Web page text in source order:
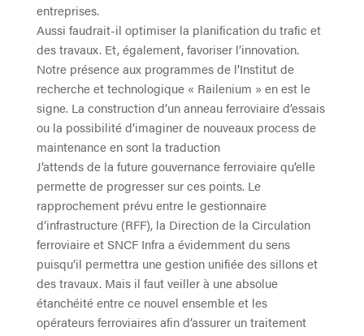
entreprises.
Aussi faudrait-il optimiser la planification du trafic et
des travaux. Et, également, favoriser l’innovation.
Notre présence aux programmes de l’Institut de
recherche et technologique « Railenium » en est le
signe. La construction d’un anneau ferroviaire d’essais
ou la possibilité d’imaginer de nouveaux process de
maintenance en sont la traduction
J’attends de la future gouvernance ferroviaire qu’elle
permette de progresser sur ces points. Le
rapprochement prévu entre le gestionnaire
d’infrastructure (RFF), la Direction de la Circulation
ferroviaire et SNCF Infra a évidemment du sens
puisqu’il permettra une gestion unifiée des sillons et
des travaux. Mais il faut veiller à une absolue
étanchéité entre ce nouvel ensemble et les
opérateurs ferroviaires afin d’assurer un traitement